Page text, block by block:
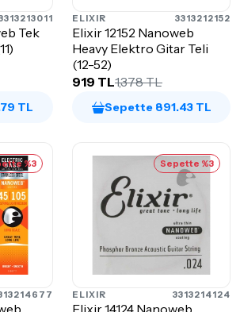
Tek
TL
ELIXIR 3313212152
Elixir 12152 Nanoweb
Heavy Elektro Gitar Teli
(12-52)
919 TL1,378 TL
Sepette 891.43 TL
%3 Sepette %3
ELIXIR 3313214124
Elixir 14124 Nanoweb